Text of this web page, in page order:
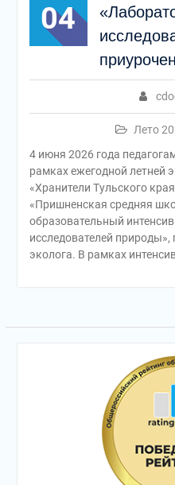
04
Лето
4 июня 2026 года
рамках ежегодной летней
«Хранители Тульского
«Пришненская средняя
образовательный
исследователей
эколога. В рамках